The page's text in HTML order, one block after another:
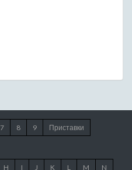
7 8 9
Приставки
H I J K L M N